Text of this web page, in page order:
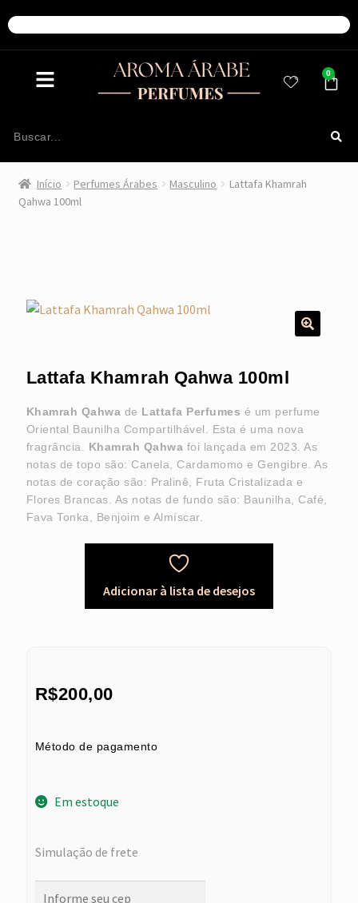
0
Início Perfumes Árabes Masculino
Lattafa Khamrah
Qahwa 100ml
Lattafa Khamrah Qahwa 100ml
Khamrah Qahwa de Lattafa Perfumes é um perfume
Oriental Baunilha Compartilhável. Esta é uma nova
fragrância. Khamrah Qahwa foi lançada em 2023. As
notas de topo são: Canela, Cardamomo e Gengibre. As
notas de coração são: Pralinê, Fruta Cristalizada e
Flores Brancas. As notas de fundo são: Baunilha, Café,
Fava Tonka, Benjoim e Almíscar.
Adicionar à lista de desejos
R$200,00
Método de pagamento
Em estoque
Simulação de frete